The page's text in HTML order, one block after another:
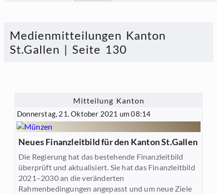
Medienmitteilungen Kanton
St.Gallen | Seite 130
Mitteilung Kanton
Donnerstag, 21. Oktober 2021 um 08:14
Neues Finanzleitbild für den Kanton St.Gallen
Die Regierung hat das bestehende Finanzleitbild
überprüft und aktualisiert. Sie hat das Finanzleitbild
2021–2030 an die veränderten
Rahmenbedingungen angepasst und um neue Ziele